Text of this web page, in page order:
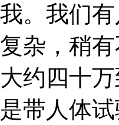
我。我们
复杂，稍
大约四十
是带人体